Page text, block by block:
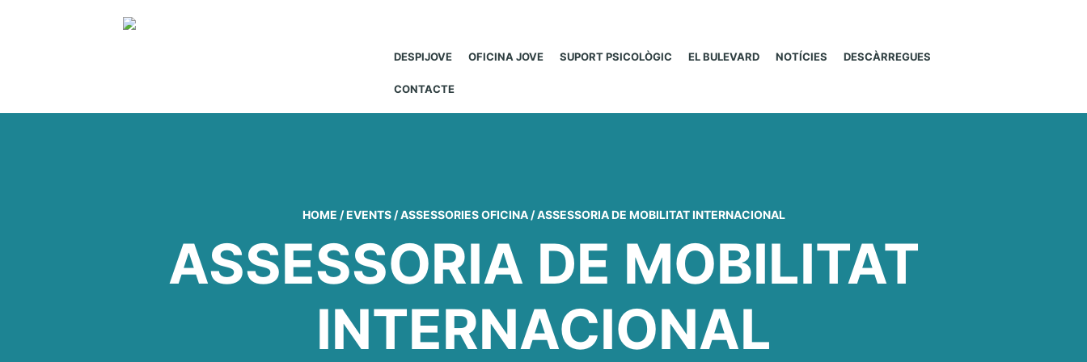
DESPIJOVE OFICINA JOVE SUPORT PSICOLÒGIC EL BULEVARD NOTÍCIES DESCÀRREGUES
CONTACTE
HOME / EVENTS / ASSESSORIES OFICINA / ASSESSORIA DE MOBILITAT INTERNACIONAL
ASSESSORIA DE MOBILITAT
INTERNACIONAL